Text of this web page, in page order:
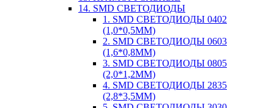
14. SMD СВЕТОДИОДЫ
1. SMD СВЕТОДИОДЫ 0402
(1,0*0,5ММ)
2. SMD СВЕТОДИОДЫ 0603
(1,6*0,8ММ)
3. SMD СВЕТОДИОДЫ 0805
(2,0*1,2ММ)
4. SMD СВЕТОДИОДЫ 2835
(2,8*3,5ММ)